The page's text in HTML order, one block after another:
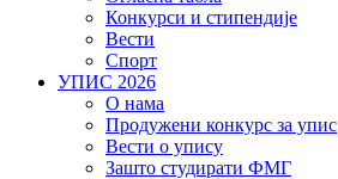
Конкурси и стипендије
Вести
Спорт
УПИС 2026
О нама
Продужени конкурс за упис
Вести о упису
Зашто студирати ФМГ